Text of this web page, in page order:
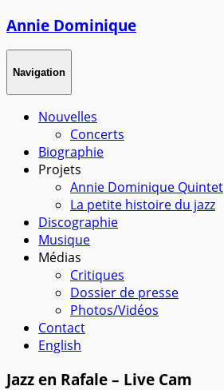
Annie Dominique
Navigation
Nouvelles
Concerts
Biographie
Projets
Annie Dominique Quintet
La petite histoire du jazz
Discographie
Musique
Médias
Critiques
Dossier de presse
Photos/Vidéos
Contact
English
Jazz en Rafale – Live Cam